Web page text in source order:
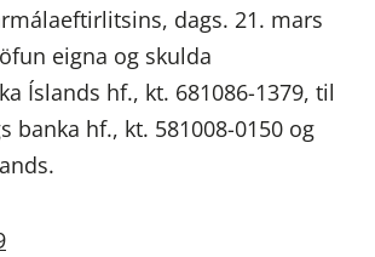
dags. 21. mars
eigna og skulda
Íslands hf., kt. 681086-1379, til
banka hf., kt. 581008-0150 og